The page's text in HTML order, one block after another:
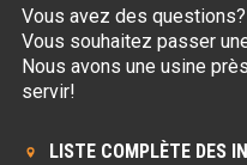
Vous avez des questions?
Vous souhaitez passer
Nous avons une usine
servir!
LISTE COMPLÈTE DES